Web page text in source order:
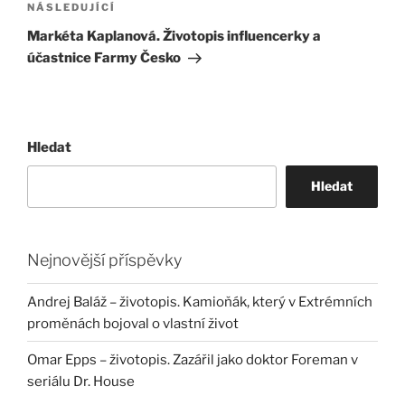
Následující
příspěvek
NÁSLEDUJÍCÍ
Markéta Kaplanová. Životopis influencerky a
účastnice Farmy Česko
Hledat
Hledat
Nejnovější příspěvky
Andrej Baláž – životopis. Kamioňák, který v Extrémních
proměnách bojoval o vlastní život
Omar Epps – životopis. Zazářil jako doktor Foreman v
seriálu Dr. House